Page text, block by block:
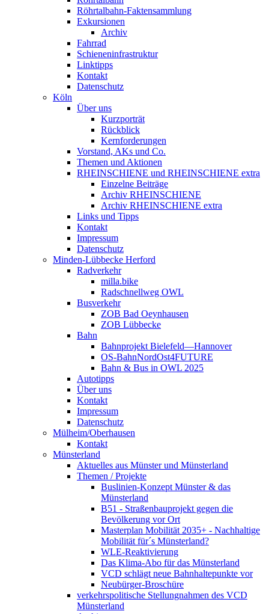
Röhrtalbahn-Faktensammlung
Exkursionen
Archiv
Fahrrad
Schieneninfrastruktur
Linktipps
Kontakt
Datenschutz
Köln
Über uns
Kurzporträt
Rückblick
Kernforderungen
Vorstand, AKs und Co.
Themen und Aktionen
RHEINSCHIENE und RHEINSCHIENE extra
Einzelne Beiträge
Archiv RHEINSCHIENE
Archiv RHEINSCHIENE extra
Links und Tipps
Kontakt
Impressum
Datenschutz
Minden-Lübbecke Herford
Radverkehr
milla.bike
Radschnellweg OWL
Busverkehr
ZOB Bad Oeynhausen
ZOB Lübbecke
Bahn
Bahnprojekt Bielefeld—Hannover
OS-BahnNordOst4FUTURE
Bahn & Bus in OWL 2025
Autotipps
Über uns
Kontakt
Impressum
Datenschutz
Mülheim/Oberhausen
Kontakt
Münsterland
Aktuelles aus Münster und Münsterland
Themen / Projekte
Buslinien-Konzept Münster & das
Münsterland
B51 - Straßenbauprojekt gegen die
Bevölkerung vor Ort
Masterplan Mobilität 2035+ - Nachhaltige
Mobilität für´s Münsterland?
WLE-Reaktivierung
Das Klima-Abo für das Münsterland
VCD schlägt neue Bahnhaltepunkte vor
Neubürger-Broschüre
verkehrspolitische Stellungnahmen des VCD
Münsterland